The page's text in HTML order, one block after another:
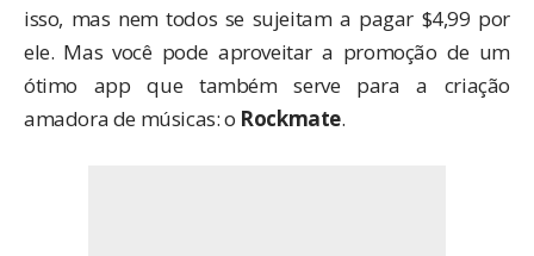
isso, mas nem todos se sujeitam a pagar $4,99 por
ele. Mas você pode aproveitar a promoção de um
ótimo app que também serve para a criação
amadora de músicas: o Rockmate.